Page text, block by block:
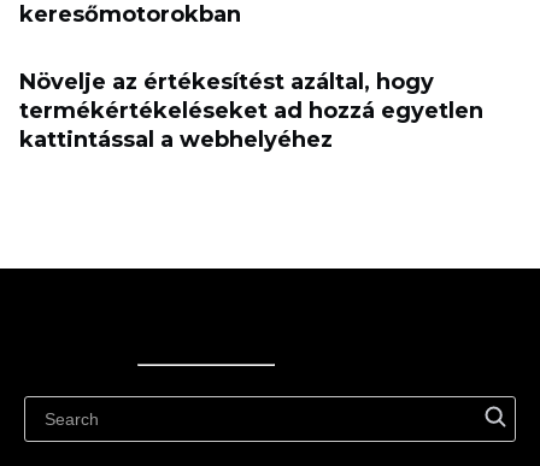
keresőmotorokban
Növelje az értékesítést azáltal, hogy
termékértékeléseket ad hozzá egyetlen
kattintással a webhelyéhez